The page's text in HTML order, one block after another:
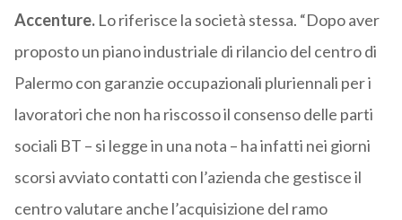
Accenture.Lo riferisce la società stessa. “Dopo aver
proposto un piano industriale di rilancio del centro di
Palermo con garanzie occupazionali pluriennali per i
lavoratori che non ha riscosso il consenso delle parti
sociali BT – si legge in una nota – ha infatti nei giorni
scorsi avviato contatti con l’azienda che gestisce il
centro valutare anche l’acquisizione del ramo